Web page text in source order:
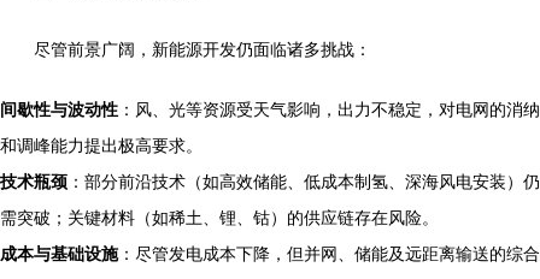
尽管前景广阔，新能源开发仍面临诸多挑战：
间歇性与波动性 ：风、光等资源受天气影响，出力不稳定，对电网的消纳
和调峰能力提出极高要求。
技术瓶颈 ：部分前沿技术（如高效储能、低成本制氢、深海风电安装）仍
需突破；关键材料（如稀土、锂、钴）的供应链存在风险。
成本与基础设施：尽管发电成本下降，但并网、储能及远距离输送的综合